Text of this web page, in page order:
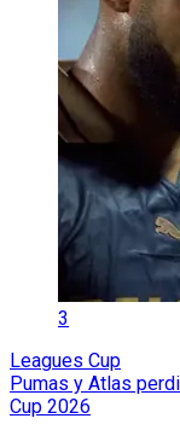
3
Leagues Cup
Pumas y Atlas
Cup 2026